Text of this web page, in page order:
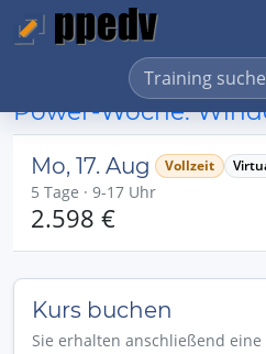
Power-Woche:
Mo, 17. Aug Vollzeit
5 Tage · 9-17 Uhr
2.598 €
Kurs buchen
Sie erhalten anschließend